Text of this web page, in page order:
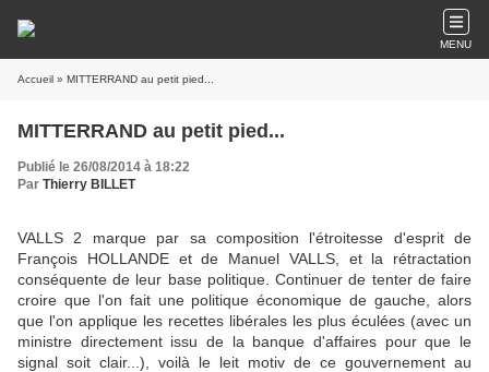
MENU
Accueil » MITTERRAND au petit pied...
MITTERRAND au petit pied...
Publié le 26/08/2014 à 18:22
Par Thierry BILLET
VALLS 2 marque par sa composition l'étroitesse d'esprit de
François HOLLANDE et de Manuel VALLS, et la rétractation
conséquente de leur base politique. Continuer de tenter de faire
croire que l'on fait une politique économique de gauche, alors
que l'on applique les recettes libérales les plus éculées (avec un
ministre directement issu de la banque d'affaires pour que le
signal soit clair...), voilà le leit motiv de ce gouvernement au